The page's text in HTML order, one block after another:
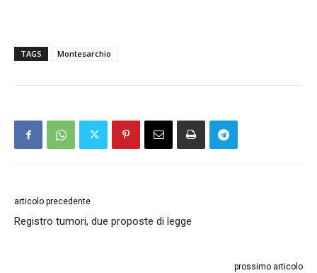
TAGS Montesarchio
articolo precedente
Registro tumori, due proposte di legge
prossimo articolo